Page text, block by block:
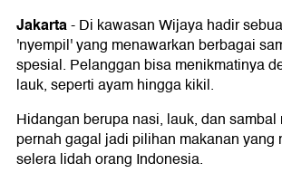
Jakarta-Di kawasan Wijaya hadir
'nyempil' yang menawarkan berbagai
spesial. Pelanggan bisa menikmatinya
lauk, seperti ayam hingga kikil.
Hidangan berupa nasi, lauk, dan
pernah gagal jadi pilihan makanan yang
selera lidah orang Indonesia.